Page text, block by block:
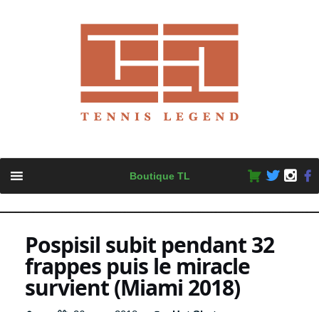
content
Boutique TL
Pospisil subit pendant 32
frappes puis le miracle
survient (Miami 2018)